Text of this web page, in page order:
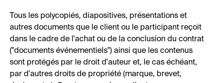
Tous les polycopiés, diapositives, présentations et
autres documents que le client ou le participant reçoit
dans le cadre de l'achat ou de la conclusion du contrat
("documents événementiels") ainsi que les contenus
sont protégés par le droit d'auteur et, le cas échéant,
par d'autres droits de propriété (marque, brevet,